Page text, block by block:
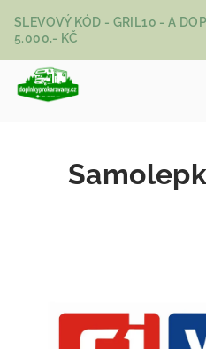
SLEVOVÝ KÓD - GRIL10 - A
5.000,- KČ